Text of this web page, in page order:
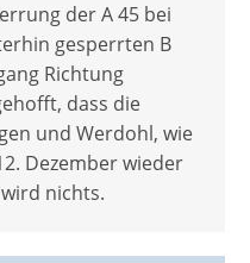
der A 45 bei
gesperrten B
Richtung
dass die
und Werdohl, wie
Dezember wieder
nichts.